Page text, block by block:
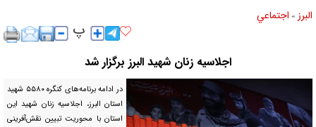
البرز » اجتماعي
اجلاسیه زنان شهید البرز برگزار شد
در ادامه برنامه‌های کنگره ۵۵۸۰ شهید
استان البرز، اجلاسیه زنان شهید این
استان با محوریت تبیین نقش‌آفرینی